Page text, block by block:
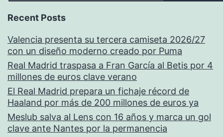
Recent Posts
Valencia presenta su tercera camiseta 2026/27
con un diseño moderno creado por Puma
Real Madrid traspasa a Fran García al Betis por 4
millones de euros clave verano
El Real Madrid prepara un fichaje récord de
Haaland por más de 200 millones de euros ya
Meslub salva al Lens con 16 años y marca un gol
clave ante Nantes por la permanencia